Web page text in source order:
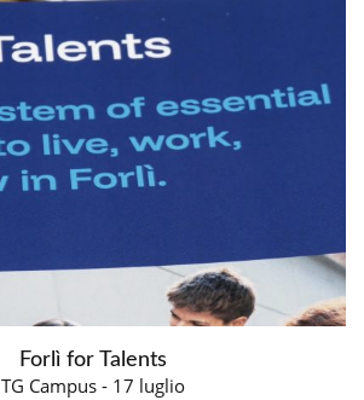
Forlì for Talents
TG Campus - 17 luglio